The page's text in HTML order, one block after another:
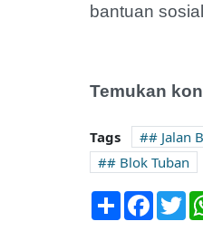
bantuan
Temukan
Tags # Jalan
# Blok Tuban
Share
Pilu Petani